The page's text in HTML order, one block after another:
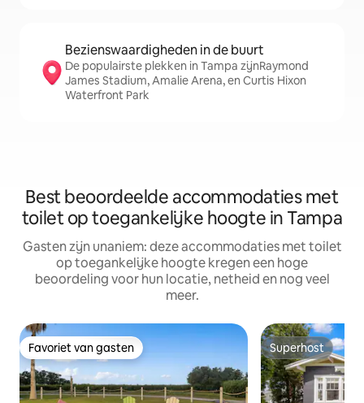
Bezienswaardigheden in de buurt
De populairste plekken in Tampa zijnRaymond
James Stadium, Amalie Arena, en Curtis Hixon
Waterfront Park
Best beoordeelde accommodaties met
toilet op toegankelijke hoogte in Tampa
Gasten zijn unaniem: deze accommodaties met toilet
op toegankelijke hoogte kregen een hoge
beoordeling voor hun locatie, netheid en nog veel
meer.
Favoriet van gasten
Favoriet van gasten Superhost
Superhost